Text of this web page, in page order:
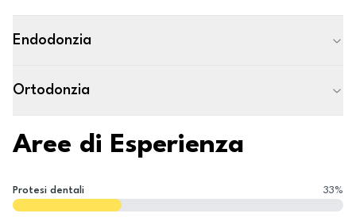
Endodonzia
Ortodonzia
Aree di Esperienza
Protesi dentali 33%